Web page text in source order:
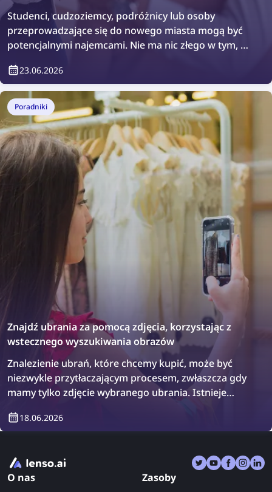
Studenci, cudzoziemcy, podróżnicy lub osoby
przeprowadzające się do nowego miasta mogą być
potencjalnymi najemcami. Nie ma nic złego w tym, że
prostu sprawdzić, kto będzie mieszkał w Twojej
nieruchomości. Jak to zrobić? Łatwo — za pomocą
platform do weryfikacji najemców.
23.06.2026
Poradniki
Znajdź ubrania za pomocą zdjęcia, korzystając z
wstecznego wyszukiwania obrazów
Znalezienie ubrań, które chcemy kupić, może być
niezwykle przytłaczającym procesem, zwłaszcza gdy
mamy tylko zdjęcie wybranego ubrania. Istnieje
obrazów! Dowiedz się, jak znaleźć ubrania,
18.06.2026
O nas
Zasoby